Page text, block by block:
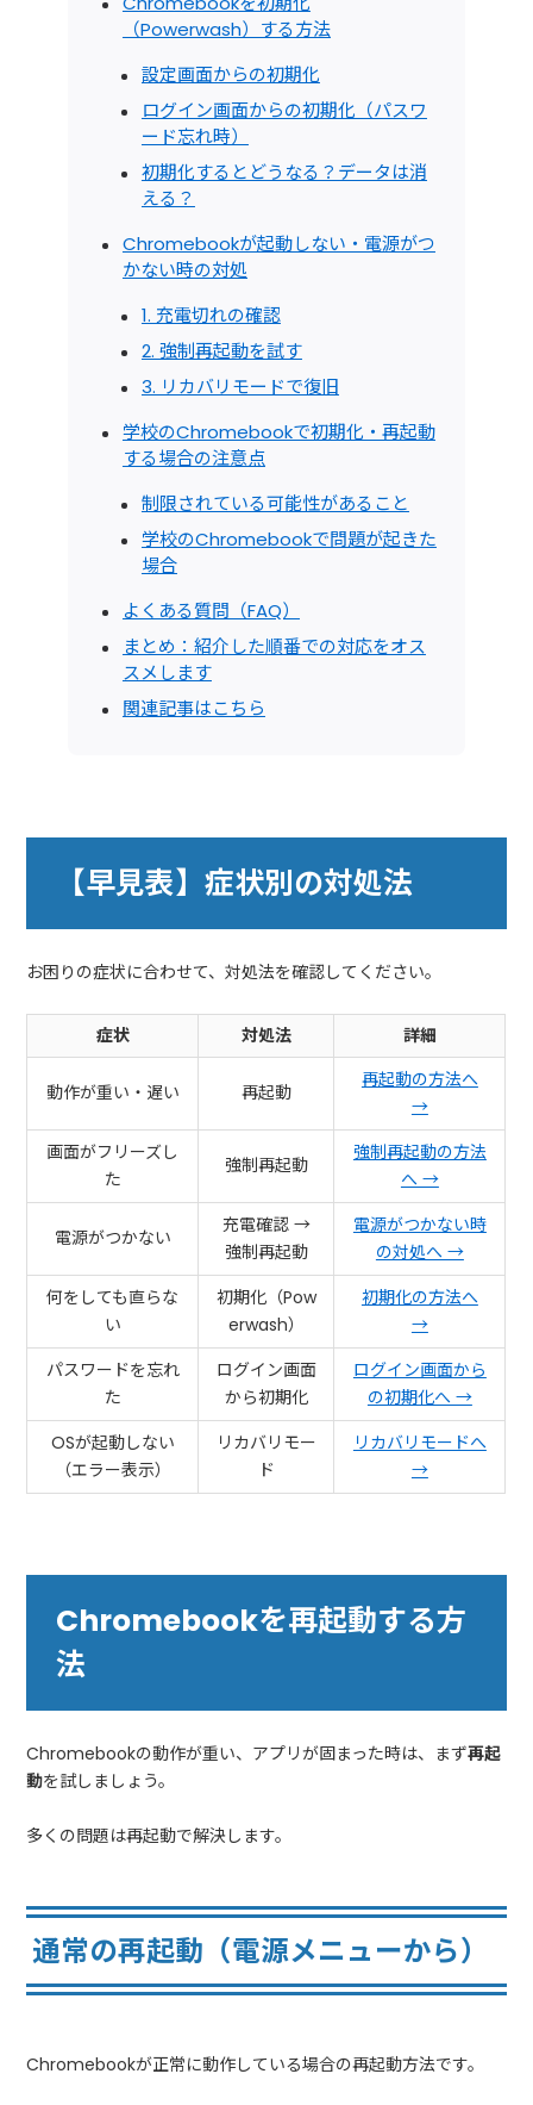
（Powerwash）する方法
設定画面からの初期化
ログイン画面からの初期化（パスワ
ード忘れ時）
初期化するとどうなる？データは消
える？
Chromebookが起動しない・電源がつ
かない時の対処
1. 充電切れの確認
2. 強制再起動を試す
3. リカバリモードで復旧
学校のChromebookで初期化・再起動
する場合の注意点
制限されている可能性があること
学校のChromebookで問題が起きた
場合
よくある質問（FAQ）
まとめ：紹介した順番での対応をオス
スメします
関連記事はこちら
【早見表】症状別の対処法
お困りの症状に合わせて、対処法を確認してください。
症状 対処法 詳細
動作が重い・遅い 再起動
再起動の方法へ
→
画面がフリーズし
た
強制再起動
強制再起動の方法
へ →
電源がつかない
充電確認 →
強制再起動
電源がつかない時
の対処へ →
何をしても直らな
い
初期化（Pow
erwash）
初期化の方法へ
→
パスワードを忘れ
た
ログイン画面
から初期化
ログイン画面から
の初期化へ →
OSが起動しない
（エラー表示）
リカバリモー
ド
リカバリモードへ
→
Chromebookを再起動する方
法
Chromebookの動作が重い、アプリが固まった時は、まず再起
動を試しましょう。
多くの問題は再起動で解決します。
通常の再起動（電源メニューから）
Chromebookが正常に動作している場合の再起動方法です。